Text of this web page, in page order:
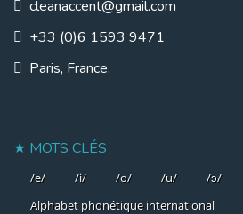
cleanaccent@gmail.com
+33 (0)6 1593 9471
Paris, France.
MOTS CLÉS
/e/ /i/ /o/ /u/ /ɔ/
Alphabet phonétique international